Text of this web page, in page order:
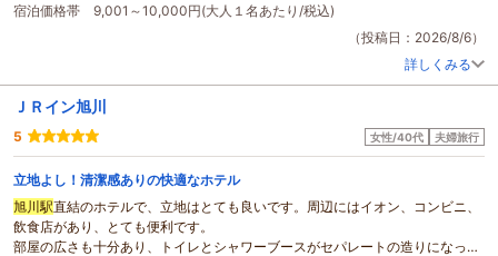
宿泊価格帯
9,001～10,000円(大人１名あたり/税込)
（投稿日：2026/8/6）
詳しくみる
ＪＲイン旭川
5 女性/40代 夫婦旅行
立地よし！清潔感ありの快適なホテル
旭川駅直結のホテルで、立地はとても良いです。周辺にはイオン、コンビニ、
飲食店があり、とても便利です。
部屋の広さも十分あり、トイレとシャワーブースがセパレートの造りになって